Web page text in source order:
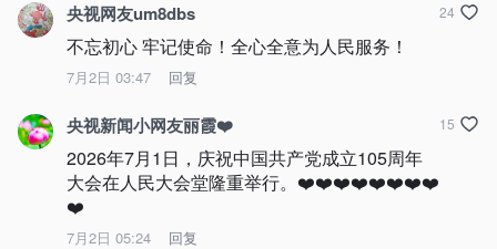
央视网友um8dbs
不忘初心 牢记使命！全心全意为人民服务！
7月2日 03:47 回复
24
央视新闻小网友丽霞❤️
2026年7月1日，庆祝中国共产党成立105周年
大会在人民大会堂隆重举行。❤️❤️❤️❤️❤️❤️❤️❤️
❤️
7月2日 05:24 回复
15